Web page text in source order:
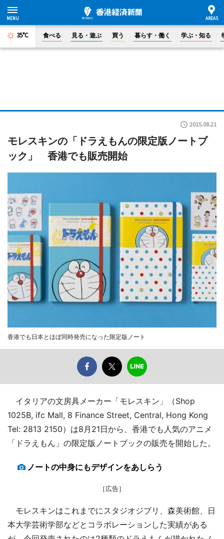
35°C 食べる 見る・遊ぶ 買う 暮らす・働く 学ぶ・知る
2015.08.21
モレスキンの「ドラえもんの限定版ノートブ
ック」 香港でも販売開始
香港でも日本とほぼ同時発売になった限定版ノート
イタリアの文房具メーカー「モレスキン」（Shop
1025B, ifc Mall, 8 Finance Street, Central, Hong Kong
Tel: 2813 2150）は8月21日から、香港でも人気のアニメ
「ドラえもん」の限定版ノートブックの販売を開始した。
ノートの中身にもデザインをあしらう
［広告］
モレスキンはこれまでにスタジオジブリ、森美術館、日
本大学芸術学部などとコラボレーションした実績がある